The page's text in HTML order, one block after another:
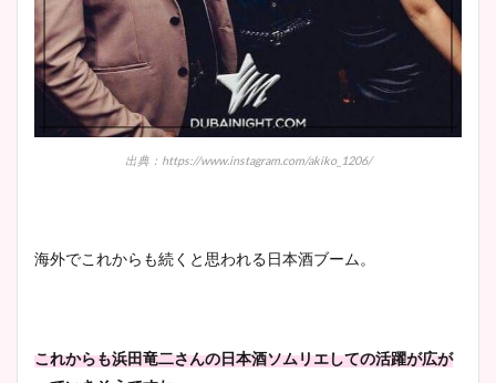
出典：https://www.instagram.com/akiko_1206/
海外でこれからも続くと思われる日本酒ブーム。
これからも浜田竜二さんの日本酒ソムリエしての活躍が広が